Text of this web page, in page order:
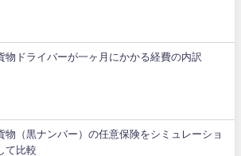
物ドライバーが一ヶ月にかかる経費の内訳
物（黒ナンバー）の任意保険をシミュレーショ
て比較